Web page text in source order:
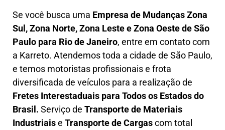
Se você busca uma Empresa de Mudanças Zona
Sul, Zona Norte, Zona Leste e Zona Oestede São
Paulo para Rio de Janeiro, entre em contato com
a Karreto. Atendemos toda a cidade de São Paulo,
e temos motoristas profissionais e frota
diversificada de veículos para a realização de
Fretes Interestaduais para Todos os Estados do
Brasil. Serviço de Transporte de Materiais
Industriaise Transporte de Cargascom total